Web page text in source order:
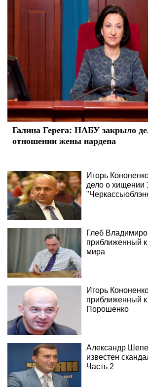
Галина Герега: НАБУ закрыло
отношении жены нардепа
Игорь
дело о хищении
Глеб
приближенный
мира
Игорь
приближенный
Порошенко
Александр
известен
Часть 2